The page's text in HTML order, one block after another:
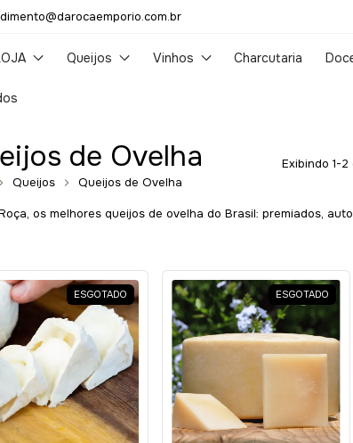
Queijos Vinhos Charcutaria
de Ovelha
Queijos Queijos de Ovelha
Exibindo 1-
os melhores queijos de ovelha do Brasil: premiados,
ESGOTADO ESGOTADO